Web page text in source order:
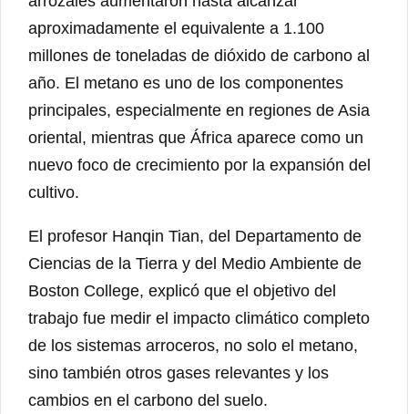
aproximadamente el equivalente a 1.100
millones de toneladas de dióxido de carbono al
año. El metano es uno de los componentes
principales, especialmente en regiones de Asia
oriental, mientras que África aparece como un
nuevo foco de crecimiento por la expansión del
cultivo.
El profesor Hanqin Tian, del Departamento de
Ciencias de la Tierra y del Medio Ambiente de
Boston College, explicó que el objetivo del
trabajo fue medir el impacto climático completo
de los sistemas arroceros, no solo el metano,
sino también otros gases relevantes y los
cambios en el carbono del suelo.